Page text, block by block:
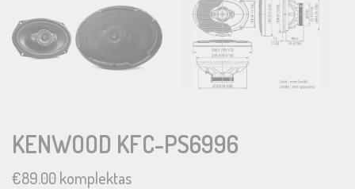
KENWOOD KFC-PS6996
€89.00komplektas